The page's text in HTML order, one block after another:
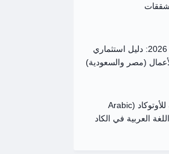
تكلفة بناء المتر المربع 2026: دليل استثماري
(مصر والسعودية)
مجموعة خطوط عربية للأوتوكاد (Arabic